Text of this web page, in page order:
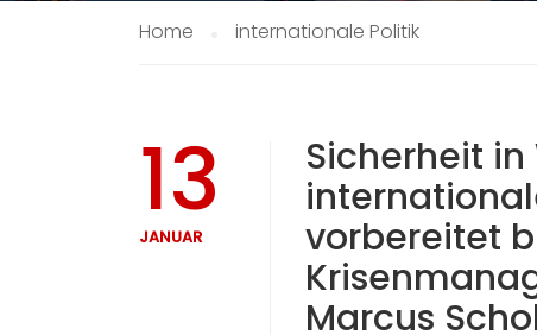
Home internationale Politik
13
JANUAR
Sicherheit in
vorbereitet
Marcus